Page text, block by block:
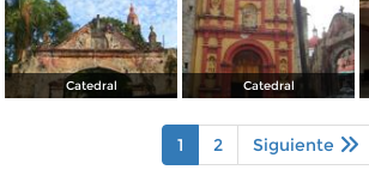
Catedral Catedral
1 2 Siguiente